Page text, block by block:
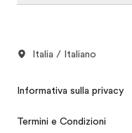
Italia / Italiano
Informativa sulla privacy
Termini e Condizioni